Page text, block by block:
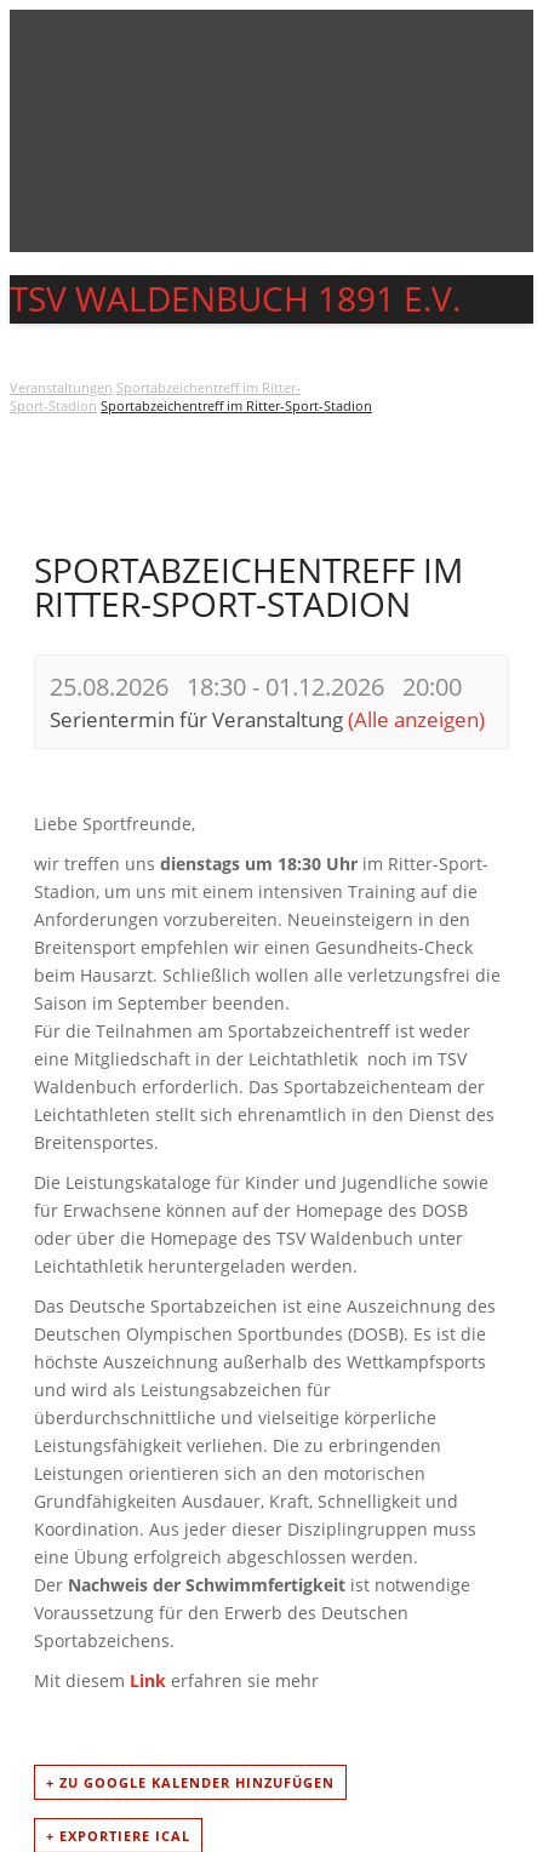
TSV WALDENBUCH 1891 E.V.
Veranstaltungen Sportabzeichentreff im Ritter-
Sport-Stadion Sportabzeichentreff im Ritter-Sport-Stadion
SPORTABZEICHENTREFF IM
RITTER-SPORT-STADION
25.08.2026 18:30 - 01.12.2026 20:00
Serientermin für Veranstaltung(Alle anzeigen)
Liebe Sportfreunde,
wir treffen uns dienstags um 18:30 Uhr im Ritter-Sport-
Stadion, um uns mit einem intensiven Training auf die
Anforderungen vorzubereiten. Neueinsteigern in den
Breitensport empfehlen wir einen Gesundheits-Check
beim Hausarzt. Schließlich wollen alle verletzungsfrei die
Saison im September beenden.
Für die Teilnahmen am Sportabzeichentreff ist weder
eine Mitgliedschaft in der Leichtathletik noch im TSV
Waldenbuch erforderlich. Das Sportabzeichenteam der
Leichtathleten stellt sich ehrenamtlich in den Dienst des
Breitensportes.
Die Leistungskataloge für Kinder und Jugendliche sowie
für Erwachsene können auf der Homepage des DOSB
oder über die Homepage des TSV Waldenbuch unter
Leichtathletik heruntergeladen werden.
Das Deutsche Sportabzeichen ist eine Auszeichnung des
Deutschen Olympischen Sportbundes (DOSB). Es ist die
höchste Auszeichnung außerhalb des Wettkampfsports
und wird als Leistungsabzeichen für
überdurchschnittliche und vielseitige körperliche
Leistungsfähigkeit verliehen. Die zu erbringenden
Leistungen orientieren sich an den motorischen
Grundfähigkeiten Ausdauer, Kraft, Schnelligkeit und
Koordination. Aus jeder dieser Disziplingruppen muss
eine Übung erfolgreich abgeschlossen werden.
Der Nachweis der Schwimmfertigkeit ist notwendige
Voraussetzung für den Erwerb des Deutschen
Sportabzeichens.
Mit diesem Link erfahren sie mehr
+ ZU GOOGLE KALENDER HINZUFÜGEN
+ EXPORTIERE ICAL